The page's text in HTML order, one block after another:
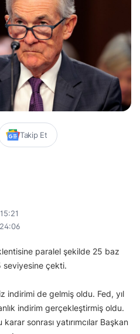
Takip Et
paralel şekilde 25 baz
seviyesine çekti.
indirimi de gelmiş oldu. Fed, yıl
indirim gerçekleştirmiş oldu.
sonrası yatırımcılar Başkan